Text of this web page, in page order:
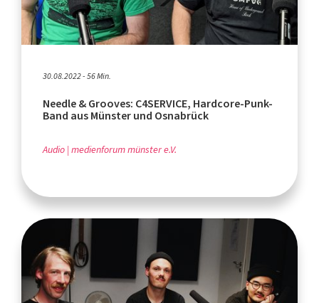
30.08.2022 - 56 Min.
Needle & Grooves: C4SERVICE, Hardcore-Punk-
Band aus Münster und Osnabrück
Audio medienforum münster e.V.